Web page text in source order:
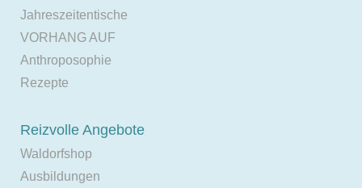
Jahreszeitentische
VORHANG AUF
Anthroposophie
Rezepte
Reizvolle Angebote
Waldorfshop
Ausbildungen